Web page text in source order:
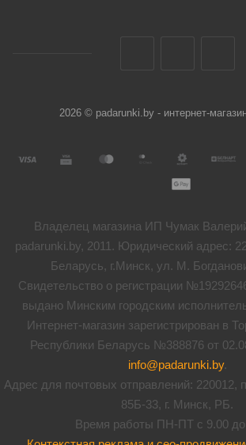
2026 © padarunki.by - интернет-
Владелец магазина ИП Чумак
padarunki.by, 2011. Юридический адрес:
Беларусь, г.Минск, ул. М.
Свидетельство о регистрации
выдано Минским городским
Интернет-магазин зарегистрирован в
Республики Беларусь №388876 от
info@padarunki.by.
Адрес для почтовых отправлений: 220012,
85Б-33, г. Минск, РБ.
Время работы ПН-ПТ с 9.00 до